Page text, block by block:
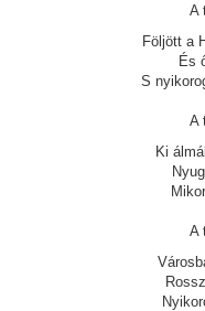
A
Följött a
És
S
A
Ki
A